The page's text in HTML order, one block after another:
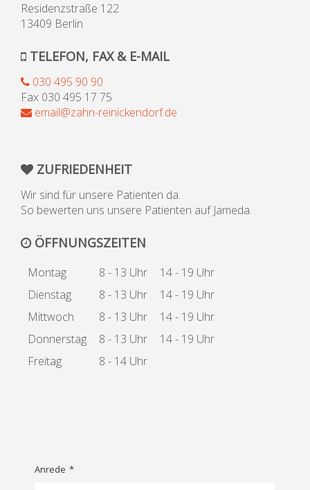
Residenzstraße 122
13409 Berlin
TELEFON, FAX & E-MAIL
030 495 90 90
Fax 030 495 17 75
email@zahn-reinickendorf.de
ZUFRIEDENHEIT
Wir sind für unsere Patienten da.
So bewerten uns unsere Patienten auf Jameda.
ÖFFNUNGSZEITEN
Montag 8 - 13 Uhr
14 - 19 Uhr
Dienstag
8 - 13 Uhr
14 - 19 Uhr
Mittwoch
8 - 13 Uhr
14 - 19 Uhr
Donnerstag
8 - 13 Uhr
14 - 19 Uhr
Freitag
8 - 14 Uhr
Anrede *